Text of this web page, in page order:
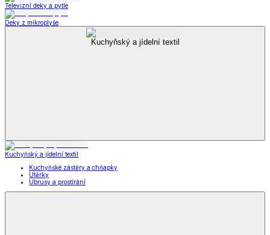
Televizní deky a pytle
Deky z mikroplyše
Kuchyňský a jídelní textil
Kuchyňský a jídelní textil
Kuchyňské zástěry a chňapky
Utěrky
Ubrusy a prostírání